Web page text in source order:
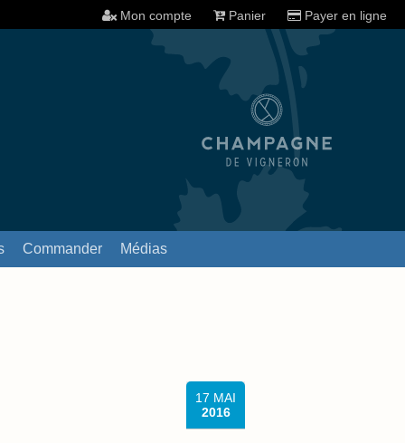
Mon compte Panier Payer en ligne
Commander Médias
17 MAI
2016